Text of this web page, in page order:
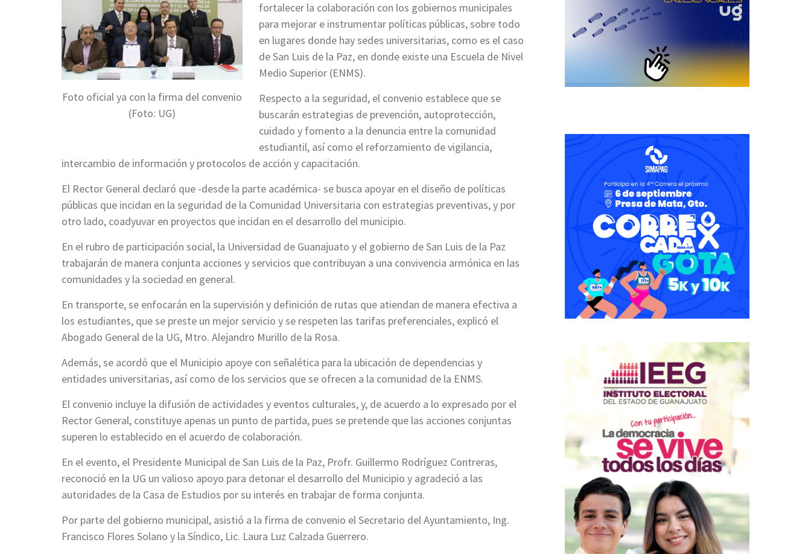
Foto oficial ya con la firma del convenio
(Foto: UG)
fortalecer la colaboración con los gobiernos municipales
para mejorar e instrumentar políticas públicas, sobre todo
en lugares donde hay sedes universitarias, como es el caso
de San Luis de la Paz, en donde existe una Escuela de Nivel
Medio Superior (ENMS).
Respecto a la seguridad, el convenio establece que se
buscarán estrategias de prevención, autoprotección,
cuidado y fomento a la denuncia entre la comunidad
estudiantil, así como el reforzamiento de vigilancia,
intercambio de información y protocolos de acción y capacitación.
El Rector General declaró que -desde la parte académica- se busca apoyar en el diseño de políticas
públicas que incidan en la seguridad de la Comunidad Universitaria con estrategias preventivas, y por
otro lado, coadyuvar en proyectos que incidan en el desarrollo del municipio.
En el rubro de participación social, la Universidad de Guanajuato y el gobierno de San Luis de la Paz
trabajarán de manera conjunta acciones y servicios que contribuyan a una convivencia armónica en las
comunidades y la sociedad en general.
En transporte, se enfocarán en la supervisión y definición de rutas que atiendan de manera efectiva a
los estudiantes, que se preste un mejor servicio y se respeten las tarifas preferenciales, explicó el
Abogado General de la UG, Mtro. Alejandro Murillo de la Rosa.
Además, se acordó que el Municipio apoye con señalética para la ubicación de dependencias y
entidades universitarias, así como de los servicios que se ofrecen a la comunidad de la ENMS.
El convenio incluye la difusión de actividades y eventos culturales, y, de acuerdo a lo expresado por el
Rector General, constituye apenas un punto de partida, pues se pretende que las acciones conjuntas
superen lo establecido en el acuerdo de colaboración.
En el evento, el Presidente Municipal de San Luis de la Paz, Profr. Guillermo Rodríguez Contreras,
reconoció en la UG un valioso apoyo para detonar el desarrollo del Municipio y agradeció a las
autoridades de la Casa de Estudios por su interés en trabajar de forma conjunta.
Por parte del gobierno municipal, asistió a la firma de convenio el Secretario del Ayuntamiento, Ing.
Francisco Flores Solano y la Síndico, Lic. Laura Luz Calzada Guerrero.